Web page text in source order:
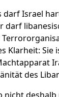
Israel
Klarheit:
des